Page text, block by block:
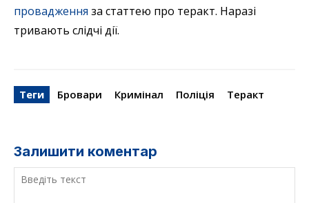
провадження за статтею про теракт. Наразі
тривають слідчі дії.
Теги Бровари Кримінал Поліція Теракт
Залишити коментар